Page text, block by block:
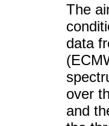
The
data
over
and